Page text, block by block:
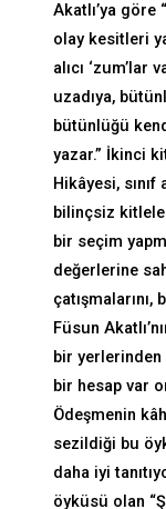
Akatlı’ya göre
olay kesitleri
alıcı
uzadıya,
bütünlüğü
yazar.” İkinci
Hikâyesi,
bilinçsiz
bir seçim
değerlerine
çatışmalarını,
Füsun
bir yerlerinden
bir hesap var
Ödeşmenin
sezildiği bu
daha iyi
öyküsü olan